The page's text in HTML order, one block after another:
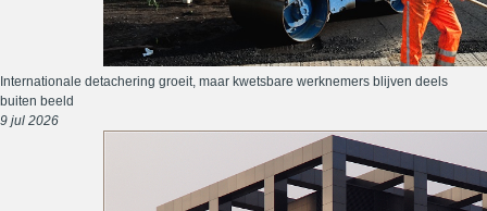
Internationale detachering groeit, maar kwetsbare werknemers blijven deels
buiten beeld
9 jul 2026